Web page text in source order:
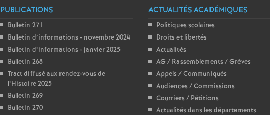
n
s
e
PUBLICATIONS
Bulletin 271
Bulletin d’informations - novembre 2024
Bulletin d’informations - janvier 2025
Bulletin 268
Tract diffusé aux rendez-vous de
l’Histoire 2025
Bulletin 269
Bulletin 270
ACTUALITÉS ACADÉMIQUES
Politiques scolaires
Droits et libertés
Actualités
AG / Rassemblements / Grèves
Appels / Communiqués
Audiences / Commissions
Courriers / Pétitions
Actualités dans les départements